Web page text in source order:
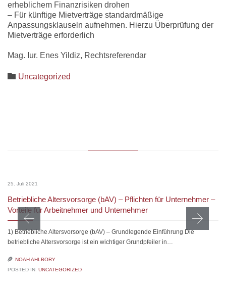
erheblichem Finanzrisiken drohen
– Für künftige Mietverträge standardmäßige
Anpassungsklauseln aufnehmen. Hierzu Überprüfung der
Mietverträge erforderlich
Mag. Iur. Enes Yildiz, Rechtsreferendar
 Category
Uncategorized
25. Juli 2021
Betriebliche Altersvorsorge (bAV) – Pflichten für Unternehmer –
Vorteile für Arbeitnehmer und Unternehmer
1) Betriebliche Altersvorsorge (bAV) – Grundlegende Einführung Die
betriebliche Altersvorsorge ist ein wichtiger Grundpfeiler in…
 NOAH AHLBORY
POSTED IN: UNCATEGORIZED